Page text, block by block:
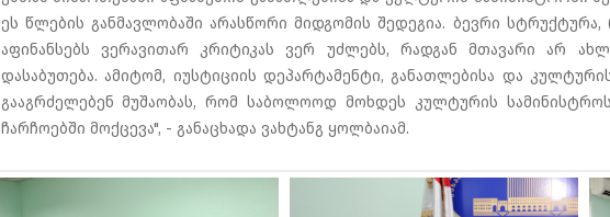
ეს წლების განმავლობაში არასწორი მიდგომის შედეგია. ბევრი
აფინანსებს ვერავითარ კრიტიკას ვერ უძლებს, რადგან მთავარი არ
დასაბუთება. ამიტომ, იუსტიციის დეპარტამენტი, განათლებისა და
გააგრძელებენ მუშაობას, რომ საბოლოოდ მოხდეს კულტურის
ჩარჩოებში მოქცევა", - განაცხადა ვახტანგ ყოლბაიამ.